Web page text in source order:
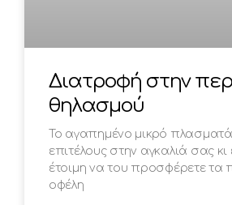
Διατροφή στην
θηλασμού
Το αγαπημένο μικρό
επιτέλους στην αγκαλιά σας κι
έτοιμη να του προσφέρετε τα
οφέλη